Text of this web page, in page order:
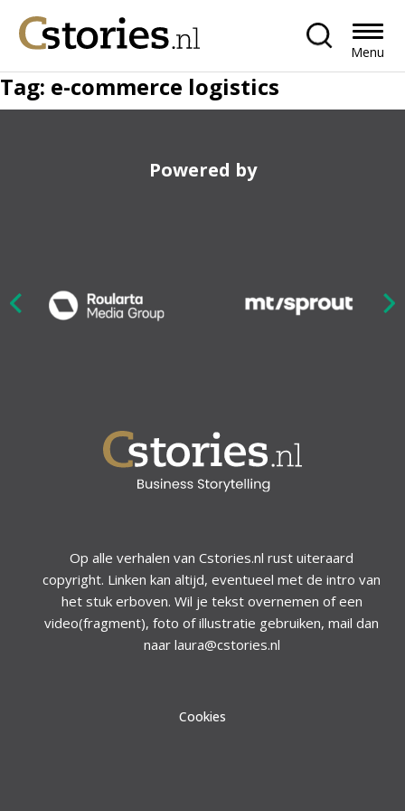
Menu
Tag: e-commerce logistics
Powered by
Op alle verhalen van Cstories.nl rust uiteraard
copyright. Linken kan altijd, eventueel met de intro van
het stuk erboven. Wil je tekst overnemen of een
video(fragment), foto of illustratie gebruiken, mail dan
naar laura@cstories.nl
Cookies